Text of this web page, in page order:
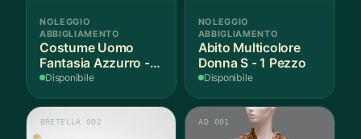
NOLEGGIO
ABBIGLIAMENTO
Costume Uomo
Fantasia Azzurro - 1
Pezzo
Disponibile
NOLEGGIO
ABBIGLIAMENTO
Abito Multicolore
Donna S - 1 Pezzo
Disponibile
BRETELLA 002 AD 001